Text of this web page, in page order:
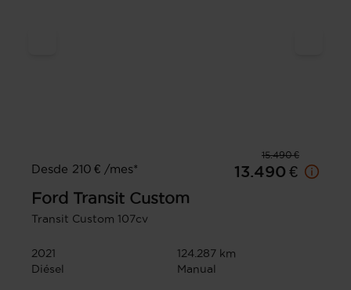
15.490 €
Desde 210 € /mes*
13.490 €
Ford Transit Custom
Transit Custom 107cv
2021
124.287 km
Diésel
Manual